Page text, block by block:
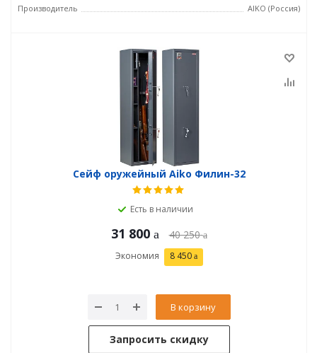
Производитель
AIKO (Россия)
Сейф оружейный Aiko Филин-32
Есть в наличии
31 800 40 250
Экономия 8 450
В корзину
Запросить скидку